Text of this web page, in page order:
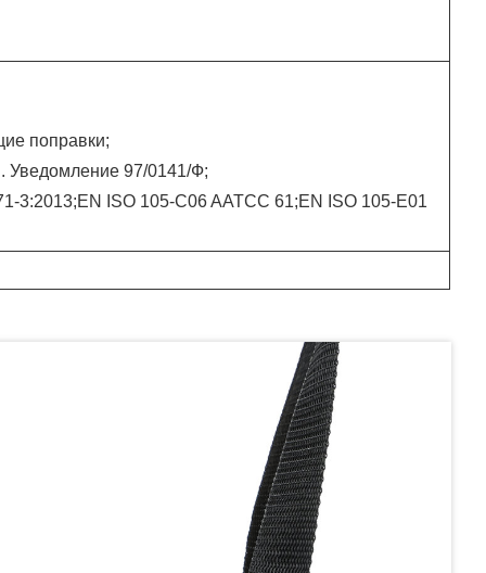
поправки;
Уведомление 97/0141/Ф;
ISO 105-C06 AATCC 61;EN ISO 105-E01